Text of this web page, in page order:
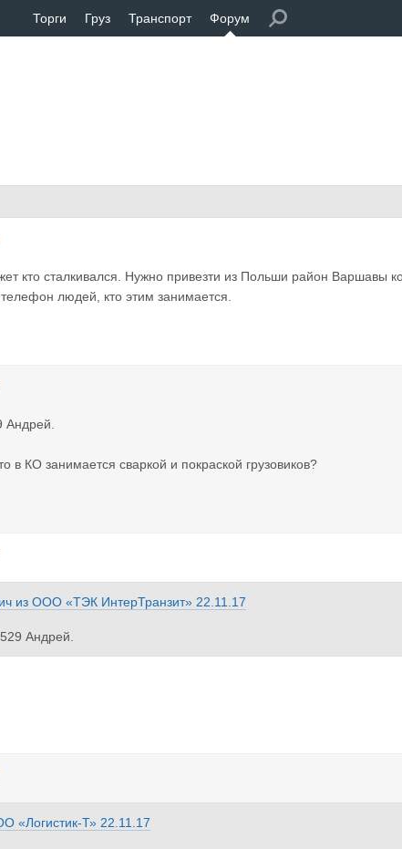
Торги Груз Транспорт Форум
кто сталкивался. Нужно привезти из Польши район Варшавы
людей, кто этим занимается.
Андрей.
в КО занимается сваркой и покраской грузовиков?
из ООО «ТЭК ИнтерТранзит» 22.11.17
Андрей.
«Логистик-Т» 22.11.17